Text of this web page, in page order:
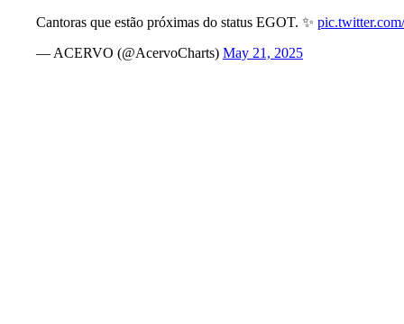
Cantoras que estão próximas do status EGOT. ✨
— ACERVO (@AcervoCharts) May 21, 2025